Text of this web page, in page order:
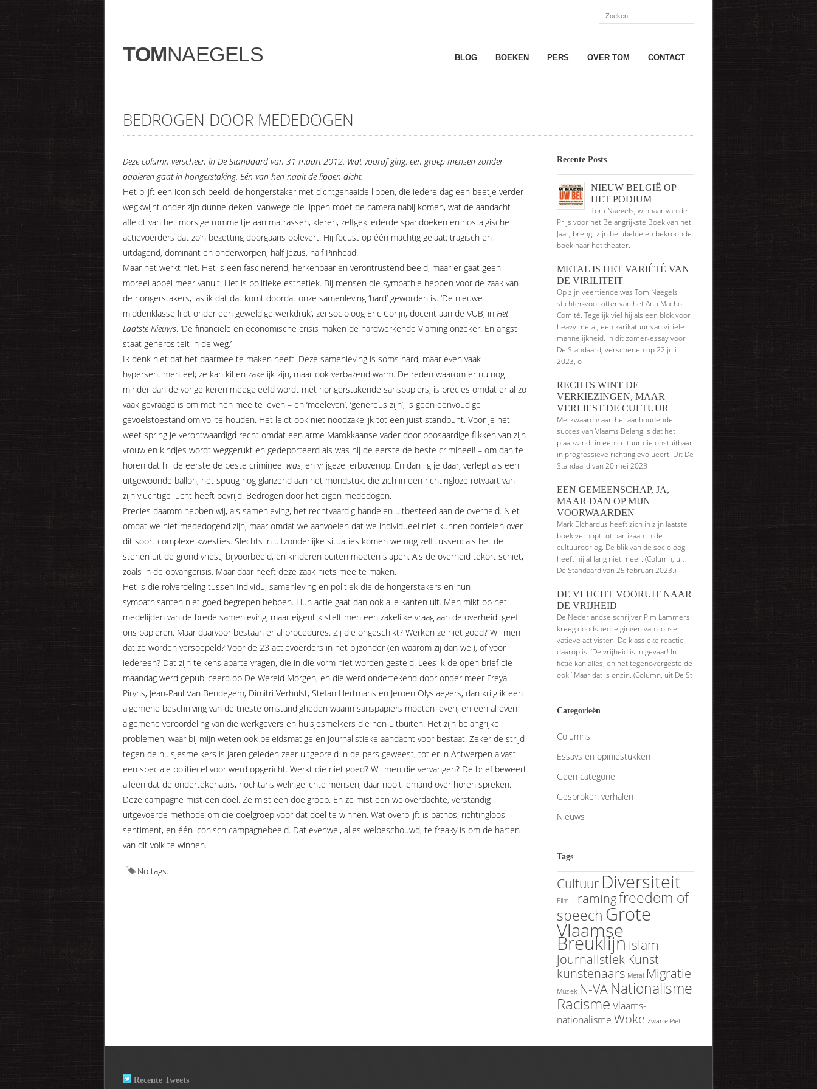
TOMNAEGELS BLOG BOEKEN PERS OVER TOM CONTACT
BEDROGEN DOOR MEDEDOGEN
Deze column verscheen in De Standaard van 31 maart 2012. Wat vooraf ging: een groep mensen zonder
papieren gaat in hongerstaking. Eén van hen naait de lippen dicht.
Het blijft een iconisch beeld: de hongerstaker met dichtgenaaide lippen, die iedere dag een beetje verder
wegkwijnt onder zijn dunne deken. Vanwege die lippen moet de camera nabij komen, wat de aandacht
afleidt van het morsige rommeltje aan matrassen, kleren, zelfgekliederde spandoeken en nostalgische
actievoerders dat zo’n bezetting doorgaans oplevert. Hij focust op één machtig gelaat: tragisch en
uitdagend, dominant en onderworpen, half Jezus, half Pinhead.
Maar het werkt niet. Het is een fascinerend, herkenbaar en verontrustend beeld, maar er gaat geen
moreel appèl meer vanuit. Het is politieke esthetiek. Bij mensen die sympathie hebben voor de zaak van
de hongerstakers, las ik dat dat komt doordat onze samenleving ‘hard’ geworden is. ‘De nieuwe
middenklasse lijdt onder een geweldige werkdruk’, zei socioloog Eric Corijn, docent aan de VUB, in Het
Laatste Nieuws. ‘De financiële en economische crisis maken de hardwerkende Vlaming onzeker. En angst
staat generositeit in de weg.’
Ik denk niet dat het daarmee te maken heeft. Deze samenleving is soms hard, maar even vaak
hypersentimenteel; ze kan kil en zakelijk zijn, maar ook verbazend warm. De reden waarom er nu nog
minder dan de vorige keren meegeleefd wordt met hongerstakende sanspapiers, is precies omdat er al zo
vaak gevraagd is om met hen mee te leven – en ‘meeleven’, ‘genereus zijn’, is geen eenvoudige
gevoelstoestand om vol te houden. Het leidt ook niet noodzakelijk tot een juist standpunt. Voor je het
weet spring je verontwaardigd recht omdat een arme Marokkaanse vader door boosaardige flikken van zijn
vrouw en kindjes wordt weggerukt en gedeporteerd als was hij de eerste de beste crimineel! – om dan te
horen dat hij de eerste de beste crimineel was, en vrijgezel erbovenop. En dan lig je daar, verlept als een
uitgewoonde ballon, het spuug nog glanzend aan het mondstuk, die zich in een richtingloze rotvaart van
zijn vluchtige lucht heeft bevrijd. Bedrogen door het eigen mededogen.
Precies daarom hebben wij, als samenleving, het rechtvaardig handelen uitbesteed aan de overheid. Niet
omdat we niet mededogend zijn, maar omdat we aanvoelen dat we individueel niet kunnen oordelen over
dit soort complexe kwesties. Slechts in uitzonderlijke situaties komen we nog zelf tussen: als het de
stenen uit de grond vriest, bijvoorbeeld, en kinderen buiten moeten slapen. Als de overheid tekort schiet,
zoals in de opvangcrisis. Maar daar heeft deze zaak niets mee te maken.
Het is die rolverdeling tussen individu, samenleving en politiek die de hongerstakers en hun
sympathisanten niet goed begrepen hebben. Hun actie gaat dan ook alle kanten uit. Men mikt op het
medelijden van de brede samenleving, maar eigenlijk stelt men een zakelijke vraag aan de overheid: geef
ons papieren. Maar daarvoor bestaan er al procedures. Zij die ongeschikt? Werken ze niet goed? Wil men
dat ze worden versoepeld? Voor de 23 actievoerders in het bijzonder (en waarom zij dan wel), of voor
iedereen? Dat zijn telkens aparte vragen, die in die vorm niet worden gesteld. Lees ik de open brief die
maandag werd gepubliceerd op De Wereld Morgen, en die werd ondertekend door onder meer Freya
Piryns, Jean-Paul Van Bendegem, Dimitri Verhulst, Stefan Hertmans en Jeroen Olyslaegers, dan krijg ik een
algemene beschrijving van de trieste omstandigheden waarin sanspapiers moeten leven, en een al even
algemene veroordeling van die werkgevers en huisjesmelkers die hen uitbuiten. Het zijn belangrijke
problemen, waar bij mijn weten ook beleidsmatige en journalistieke aandacht voor bestaat. Zeker de strijd
tegen de huisjesmelkers is jaren geleden zeer uitgebreid in de pers geweest, tot er in Antwerpen alvast
een speciale politiecel voor werd opgericht. Werkt die niet goed? Wil men die vervangen? De brief beweert
alleen dat de ondertekenaars, nochtans welingelichte mensen, daar nooit iemand over horen spreken.
Deze campagne mist een doel. Ze mist een doelgroep. En ze mist een weloverdachte, verstandig
uitgevoerde methode om die doelgroep voor dat doel te winnen. Wat overblijft is pathos, richtingloos
sentiment, en één iconisch campagnebeeld. Dat evenwel, alles welbeschouwd, te freaky is om de harten
van dit volk te winnen.
No tags.
Recente Posts
NIEUW BELGIË OP
HET PODIUM
Tom Naegels, winnaar van de
Prijs voor het Belangrijkste Boek van het
Jaar, brengt zijn bejubelde en bekroonde
boek naar het theater.
METAL IS HET VARIÉTÉ VAN
DE VIRILITEIT
Op zijn veertiende was Tom Naegels
stichter-voorzitter van het Anti Macho
Comité. Tegelijk viel hij als een blok voor
heavy metal, een karikatuur van viriele
mannelijkheid. In dit zomer-essay voor
De Standaard, verschenen op 22 juli
2023, o
RECHTS WINT DE
VERKIEZINGEN, MAAR
VERLIEST DE CULTUUR
Merkwaardig aan het aanhoudende
succes van Vlaams Belang is dat het
plaatsvindt in een cultuur die onstuitbaar
in progressieve richting evolueert. Uit De
Standaard van 20 mei 2023
EEN GEMEENSCHAP, JA,
MAAR DAN OP MIJN
VOORWAARDEN
Mark Elchardus heeft zich in zijn laatste
boek verpopt tot partizaan in de
cultuuroorlog. De blik van de socioloog
heeft hij al lang niet meer. (Column, uit
De Standaard van 25 februari 2023.)
DE VLUCHT VOORUIT NAAR
DE VRIJHEID
De Nederlandse schrijver Pim Lammers
kreeg doodsbedreigingen van conser­
vatieve activisten. De klassieke reactie
daarop is: ‘De vrijheid is in gevaar! In
fictie kan alles, en het tegenovergestelde
ook!’ Maar dat is onzin. (Column, uit De St
Categorieën
Columns
Essays en opiniestukken
Geen categorie
Gesproken verhalen
Nieuws
Tags
Cultuur Diversiteit
Film Framingfreedom of
speech Grote
Vlaamse
Breuklijn islam
journalistiek Kunst
kunstenaars Metal Migratie
Muziek N-VA Nationalisme
Racisme Vlaams-
nationalisme Woke Zwarte Piet
Recente Tweets